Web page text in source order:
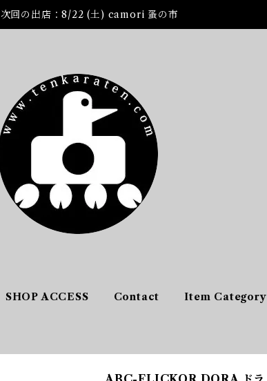
次回の出店：8/22 (土) camori 蚤の市
SHOP ACCESS Contact Item Category